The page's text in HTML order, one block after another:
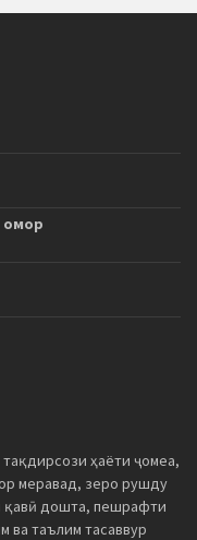
омор
ҳаёти ҷомеа,
меравад, зеро рушду
қавӣ дошта, пешрафти
ва таълим тасаввур